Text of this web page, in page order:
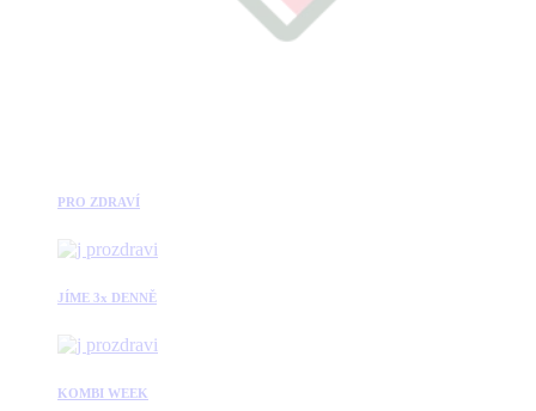
PRO ZDRAVÍ
JÍME 3x DENNĚ
KOMBI WEEK